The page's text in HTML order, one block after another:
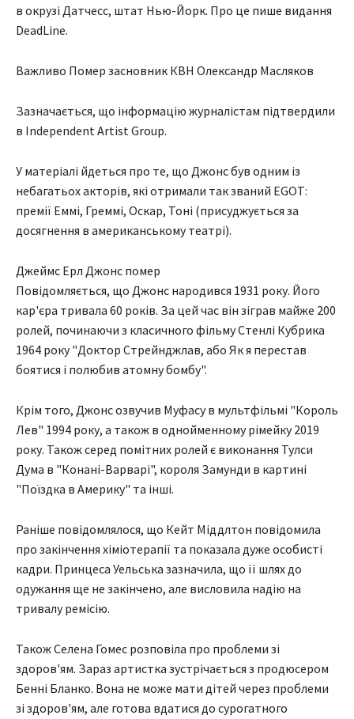
в окрузі Датчесс, штат Нью-Йорк. Про це пише видання
DeadLine.
Важливо Помер засновник КВН Олександр Масляков
Зазначається, що інформацію журналістам підтвердили
в Independent Artist Group.
У матеріалі йдеться про те, що Джонс був одним із
небагатьох акторів, які отримали так званий EGOT:
премії Еммі, Греммі, Оскар, Тоні (присуджується за
досягнення в американському театрі).
Джеймс Ерл Джонс помер
Повідомляється, що Джонс народився 1931 року. Його
кар'єра тривала 60 років. За цей час він зіграв майже 200
ролей, починаючи з класичного фільму Стенлі Кубрика
1964 року "Доктор Стрейнджлав, або Як я перестав
боятися і полюбив атомну бомбу".
Крім того, Джонс озвучив Муфасу в мультфільмі "Король
Лев" 1994 року, а також в однойменному рімейку 2019
року. Також серед помітних ролей є виконання Тулси
Дума в "Конані-Варварі", короля Замунди в картині
"Поїздка в Америку" та інші.
Раніше повідомлялося, що Кейт Міддлтон повідомила
про закінчення хіміотерапії та показала дуже особисті
кадри. Принцеса Уельська зазначила, що її шлях до
одужання ще не закінчено, але висловила надію на
тривалу ремісію.
Також Селена Гомес розповіла про проблеми зі
здоров'ям. Зараз артистка зустрічається з продюсером
Бенні Бланко. Вона не може мати дітей через проблеми
зі здоров'ям, але готова вдатися до сурогатного